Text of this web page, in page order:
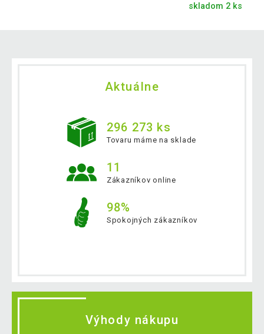
skladom 2 ks
Aktuálne
296 273 ks
Tovaru máme na sklade
11
Zákazníkov online
98%
Spokojných zákazníkov
Výhody nákupu